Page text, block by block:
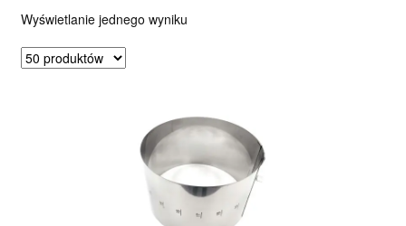
Wyświetlanie jednego wyniku